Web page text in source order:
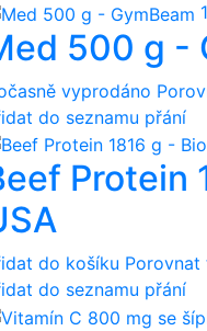
500 g -
vyprodáno
do seznamu přání
Protein
do košíku
do seznamu přání